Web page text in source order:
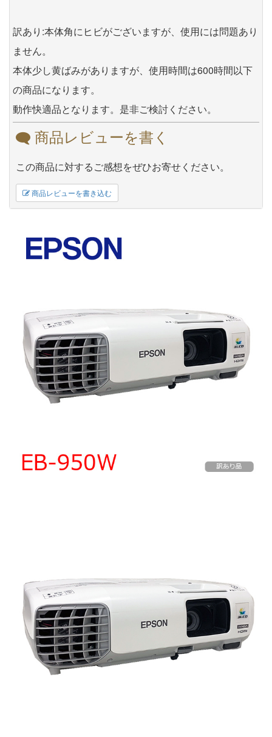
訳あり:本体角にヒビがございますが、使用には問題あり
ません。
本体少し黄ばみがありますが、使用時間は600時間以下
の商品になります。
動作快適品となります。是非ご検討ください。
商品レビューを書く
この商品に対するご感想をぜひお寄せください。
商品レビューを書き込む